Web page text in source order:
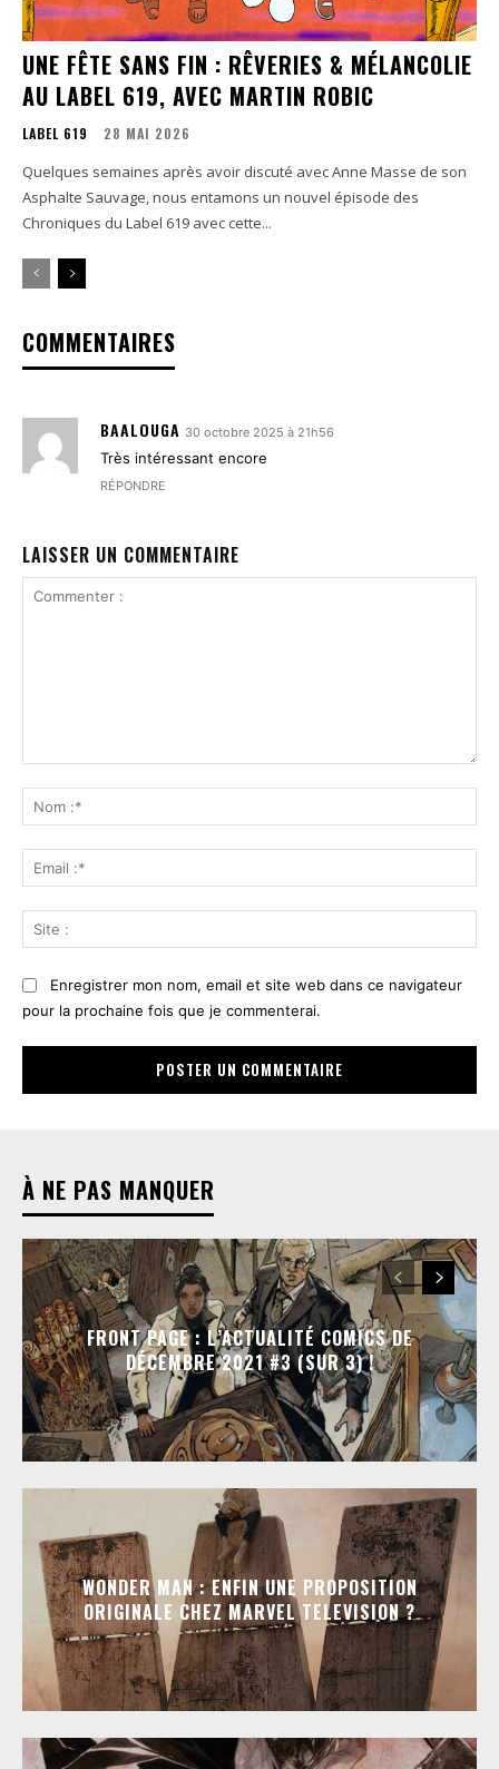
UNE FÊTE SANS FIN : RÊVERIES & MÉLANCOLIE
AU LABEL 619, AVEC MARTIN ROBIC
LABEL 619 28 MAI 2026
Quelques semaines après avoir discuté avec Anne Masse de son
Asphalte Sauvage, nous entamons un nouvel épisode des
Chroniques du Label 619 avec cette...
COMMENTAIRES
BAALOUGA 30 octobre 2025 à 21h56
Très intéressant encore
RÉPONDRE
LAISSER UN COMMENTAIRE
:*
:*
:
Enregistrer mon nom, email et site web dans ce navigateur
pour la prochaine fois que je commenterai.
À NE PAS MANQUER
FRONT PAGE : L’ACTUALITÉ COMICS DE
DÉCEMBRE 2021 #3 (SUR 3) !
WONDER MAN : ENFIN UNE PROPOSITION
ORIGINALE CHEZ MARVEL TELEVISION ?